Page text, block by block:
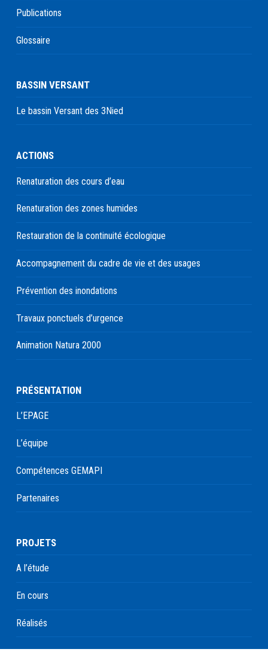
Publications
Glossaire
BASSIN VERSANT
Le bassin Versant des 3Nied
ACTIONS
Renaturation des cours d’eau
Renaturation des zones humides
Restauration de la continuité écologique
Accompagnement du cadre de vie et des usages
Prévention des inondations
Travaux ponctuels d’urgence
Animation Natura 2000
PRÉSENTATION
L’EPAGE
L’équipe
Compétences GEMAPI
Partenaires
PROJETS
A l’étude
En cours
Réalisés